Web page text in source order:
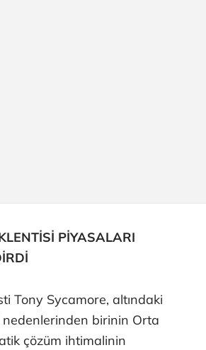
PİYASALARI
Tony Sycamore, altındaki
birinin Orta
çözüm ihtimalinin